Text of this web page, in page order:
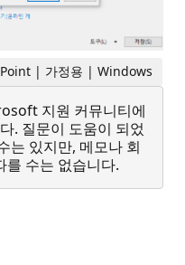
| 가정용 | Windows
지원 커뮤니티에
. 질문이 도움이 되었
는 있지만, 메모나 회
를 수는 없습니다.